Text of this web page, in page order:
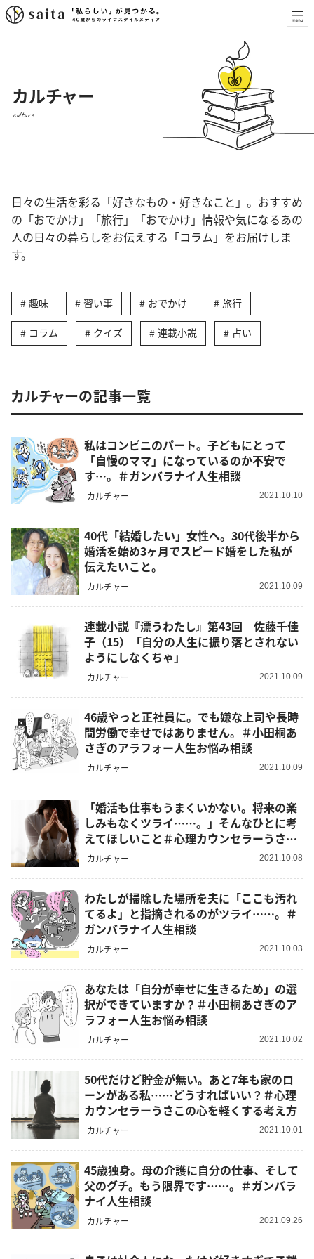
カルチャー
culture
日々の生活を彩る「好きなもの・好きなこと」。おすすめ
の「おでかけ」「旅行」「おでかけ」情報や気になるあの
人の日々の暮らしをお伝えする「コラム」をお届けしま
す。
趣味 習い事 おでかけ 旅行
コラム クイズ 連載小説 占い
カルチャーの記事一覧
私はコンビニのパート。子どもにとって
「自慢のママ」になっているのか不安で
す…。＃ガンバラナイ人生相談
カルチャー 2021.10.10
40代「結婚したい」女性へ。30代後半から
婚活を始め3ヶ月でスピード婚をした私が
伝えたいこと。
カルチャー 2021.10.09
連載小説『漂うわたし』第43回 佐藤千佳
子（15）「自分の人生に振り落とされない
ようにしなくちゃ」
カルチャー 2021.10.09
46歳やっと正社員に。でも嫌な上司や長時
間労働で幸せではありません。＃小田桐あ
さぎのアラフォー人生お悩み相談
カルチャー 2021.10.09
「婚活も仕事もうまくいかない。将来の楽
しみもなくツライ……。」そんなひとに考
えてほしいこと＃心理カウンセラーうさこ
の心を軽くする考え方
カルチャー 2021.10.08
わたしが掃除した場所を夫に「ここも汚れ
てるよ」と指摘されるのがツライ……。＃
ガンバラナイ人生相談
カルチャー 2021.10.03
あなたは「自分が幸せに生きるため」の選
択ができていますか？＃小田桐あさぎのア
ラフォー人生お悩み相談
カルチャー 2021.10.02
50代だけど貯金が無い。あと7年も家のロ
ーンがある私……どうすればいい？＃心理
カウンセラーうさこの心を軽くする考え方
カルチャー 2021.10.01
45歳独身。母の介護に自分の仕事、そして
父のグチ。もう限界です……。＃ガンバラ
ナイ人生相談
カルチャー 2021.09.26